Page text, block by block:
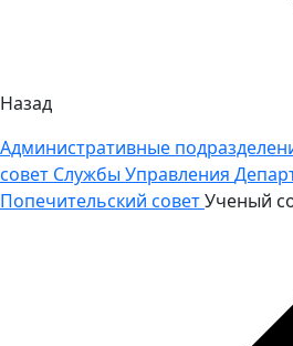
Назад
Административные
совет Службы Управления
Попечительский советУченый